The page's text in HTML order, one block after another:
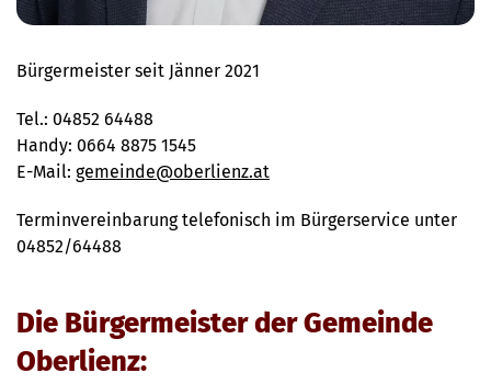
Bürgermeister seit Jänner 2021
Tel.: 04852 64488
Handy: 0664 8875 1545
E-Mail: gemeinde@oberlienz.at
Terminvereinbarung telefonisch im Bürgerservice unter
04852/64488
Die Bürgermeister der Gemeinde
Oberlienz: